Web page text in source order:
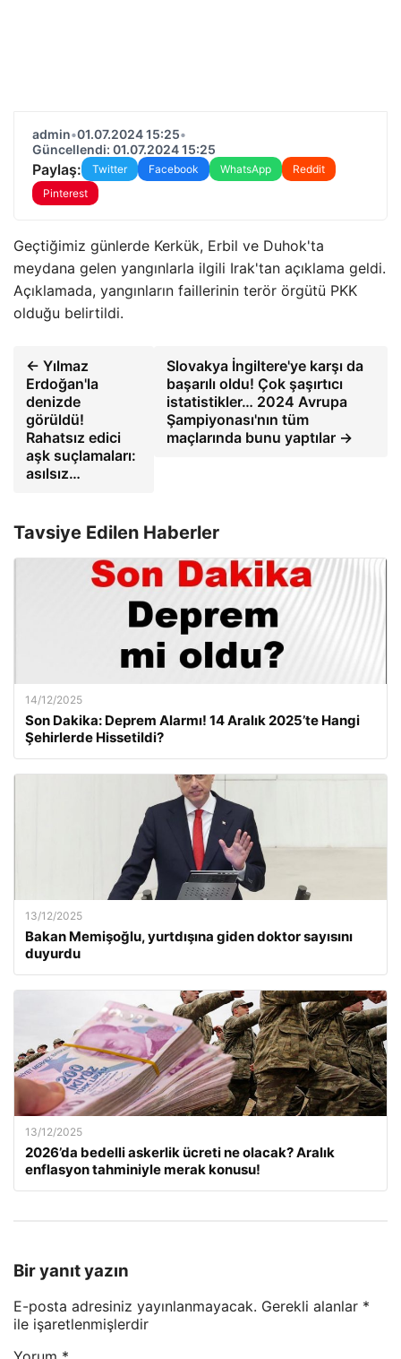
admin•01.07.2024 15:25•
Güncellendi: 01.07.2024 15:25
Paylaş: Twitter Facebook WhatsApp
Reddit
Pinterest
Geçtiğimiz günlerde Kerkük, Erbil ve Duhok'ta
meydana gelen yangınlarla ilgili Irak'tan açıklama geldi.
Açıklamada, yangınların faillerinin terör örgütü PKK
olduğu belirtildi.
← Yılmaz
Erdoğan'la
denizde
görüldü!
Rahatsız edici
aşk suçlamaları:
asılsız…
Slovakya İngiltere'ye karşı da
başarılı oldu! Çok şaşırtıcı
istatistikler… 2024 Avrupa
Şampiyonası'nın tüm
maçlarında bunu yaptılar →
Tavsiye Edilen Haberler
14/12/2025
Son Dakika: Deprem Alarmı! 14 Aralık 2025’te Hangi
Şehirlerde Hissetildi?
13/12/2025
Bakan Memişoğlu, yurtdışına giden doktor sayısını
duyurdu
13/12/2025
2026’da bedelli askerlik ücreti ne olacak? Aralık
enflasyon tahminiyle merak konusu!
Bir yanıt yazın
E-posta adresiniz yayınlanmayacak. Gerekli alanlar *
ile işaretlenmişlerdir